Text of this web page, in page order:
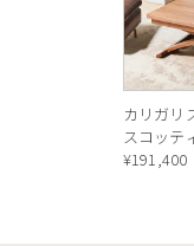
カリガリ
スコッテ
式テーブ
¥191,400